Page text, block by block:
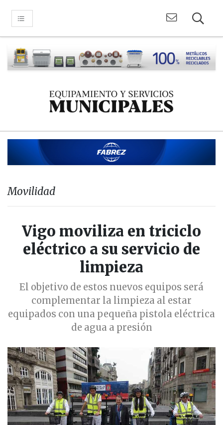
Movilidad
Vigo moviliza en triciclo
eléctrico a su servicio de
limpieza
El objetivo de estos nuevos equipos será
complementar la limpieza al estar
equipados con una pequeña pistola eléctrica
de agua a presión